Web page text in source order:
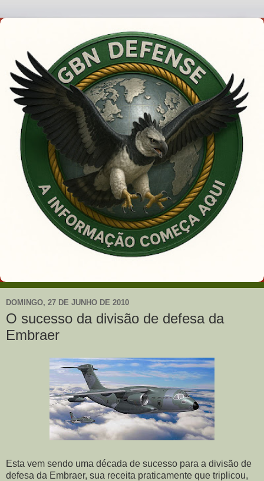
DOMINGO, 27 DE JUNHO DE 2010
O sucesso da divisão de defesa da
Embraer
Esta vem sendo uma década de sucesso para a divisão de
defesa da Embraer, sua receita praticamente que triplicou,